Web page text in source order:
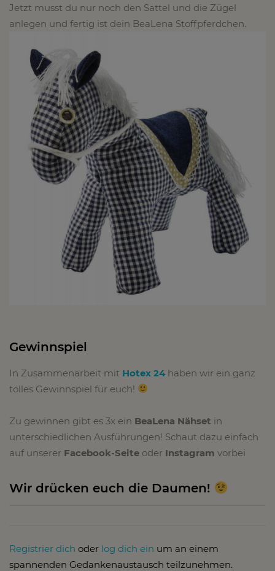
Jetzt musst du nur noch den Sattel und die Zügel
anlegen und fertig ist dein BeaLena Stoffpferdchen.
Gewinnspiel
In Zusammenarbeit mit Hotex 24 haben wir ein ganz
tolles Gewinnspiel für euch!
Zu gewinnen gibt es 3x ein BeaLena Nähset in
unterschiedlichen Ausführungen! Schaut dazu einfach
auf unserer Facebook-Seite oder Instagram vorbei
Wir drücken euch die Daumen!
Registrier dich oder log dich ein um an einem
spannenden Gedankenaustausch teilzunehmen.